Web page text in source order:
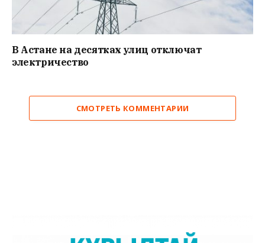
В Астане на десятках улиц отключат
электричество
СМОТРЕТЬ КОММЕНТАРИИ